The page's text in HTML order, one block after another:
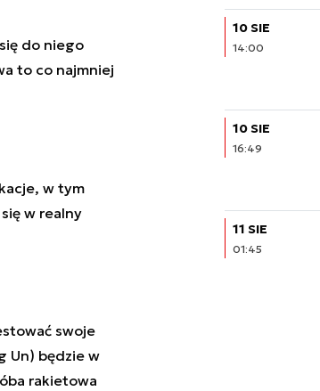
do niego
to co najmniej
w tym
w realny
swoje
Un) będzie w
rakietowa
10 SIE
14:00
10 SIE
16:49
11 SIE
01:45